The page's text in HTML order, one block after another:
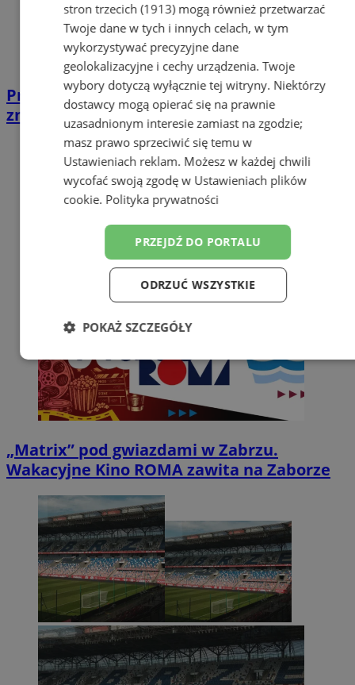
Przemoc domowa w Zabrzu. 28-latek miał
znęcać się nad matką
„Matrix” pod gwiazdami w Zabrzu.
Wakacyjne Kino ROMA zawita na Zaborze
stron trzecich (1913)mogą również przetwarzać
Twoje dane w tych i innych celach, w tym
wykorzystywać precyzyjne dane
geolokalizacyjne i cechy urządzenia. Twoje
wybory dotyczą wyłącznie tej witryny. Niektórzy
dostawcy mogą opierać się na prawnie
uzasadnionym interesie zamiast na zgodzie;
masz prawo sprzeciwić się temu w
Ustawieniach reklam. Możesz w każdej chwili
wycofać swoją zgodę w Ustawieniach plików
cookie. Polityka prywatności
PRZEJDŹ DO PORTALU
ODRZUĆ WSZYSTKIE
POKAŻ SZCZEGÓŁY
Niezbędne Wydajność Targetowanie
Funkcjonalność Niesklasyfikowane
Niezbędne Wydajność
Targetowanie
Funkcjonalność
Niesklasyfikowane
Niezbędne pliki cookie umożliwiają korzystanie z
podstawowych funkcji strony internetowej, takich jak
logowanie użytkownika i zarządzanie kontem. Bez
niezbędnych plików cookie nie można prawidłowo
korzystać ze strony internetowej.
Nazwa
Provider /
Domena
przechowywania